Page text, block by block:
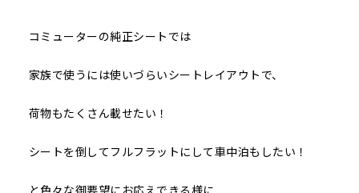
コミューターの純正シートでは
家族で使うには使いづらいシートレイアウトで、
荷物もたくさん載せたい！
シートを倒してフルフラットにして車中泊もしたい！